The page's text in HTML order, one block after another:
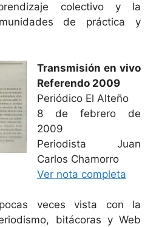
colectivo y la
de práctica y
Transmisión en vivo
Referendo 2009
Periódico El Alteño
8 de febrero de
2009
Periodista Juan
Carlos Chamorro
Ver nota completa
veces vista con la
bitácoras y Web